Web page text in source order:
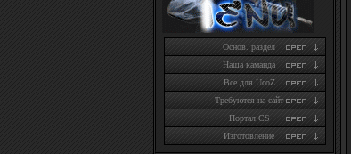
Основ. раздел
Наша каманда
Все для UcoZ
Требуются на сайт
Портал CS
Изготовление